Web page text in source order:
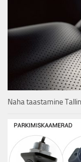
Naha taastamine